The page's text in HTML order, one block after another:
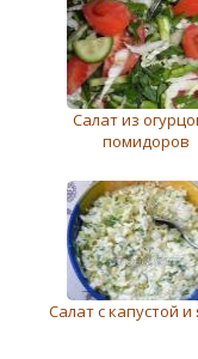
Салат из
помидоров
Салат с капустой